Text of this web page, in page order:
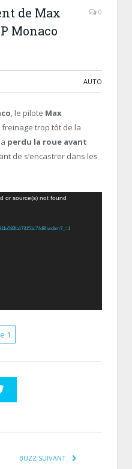
de Max
Monaco
0
AUTO
, le pilote Max
trop tôt de la
perdu la roue avant
de s’encastrer dans les
or source(s) not found
1
BUZZ SUIVANT